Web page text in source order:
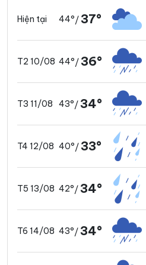
Hiện tại 44°/ 37°
T2 10/08 44°/ 36°
T3 11/08 43°/ 34°
T4 12/08 40°/ 33°
T5 13/08 42°/ 34°
T6 14/08 43°/ 34°